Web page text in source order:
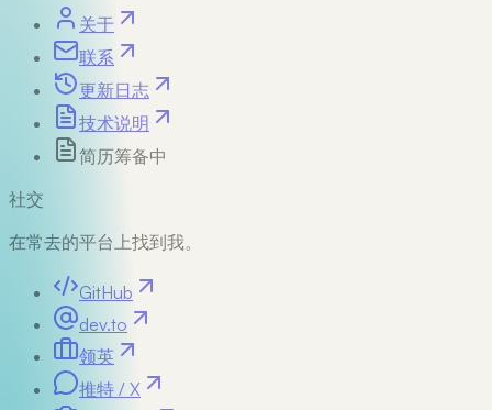
关于
联系
更新日志
技术说明
简历筹备中
社交
在常去的平台上找到我。
GitHub
dev.to
领英
推特 / X